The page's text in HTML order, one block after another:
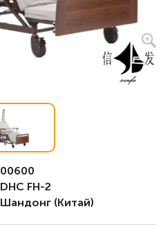
00600
DHC FH-2
Шандонг (Китай)